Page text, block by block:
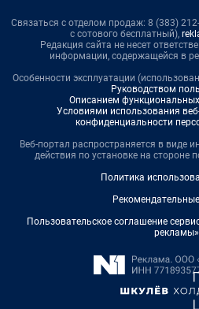
Связаться с отделом продаж: 8 (383)
с сотового бесплатный),
Редакция сайта не несет
информации, содержащейся в
Особенности эксплуатации
Руководством
Описанием
Условиями использования
конфиденциальности
Веб-портал распространяется в виде
действия по установке на стороне
Политика
Пользовательское соглашение
рекламы»